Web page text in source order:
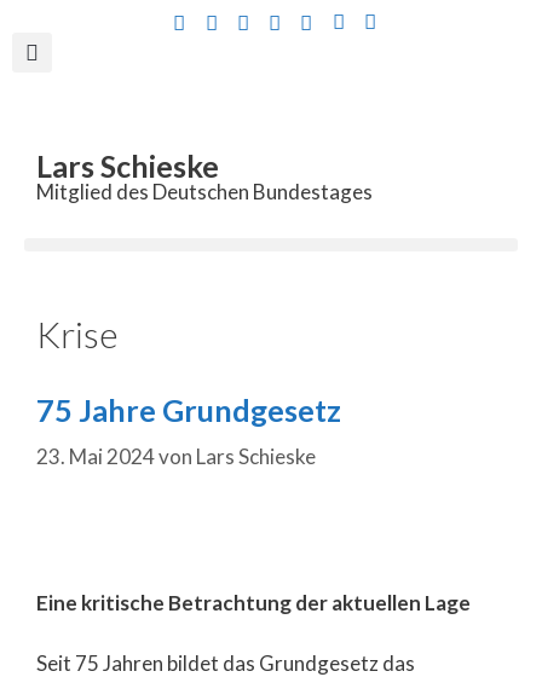
Lars Schieske
Mitglied des Deutschen Bundestages
Krise
75 Jahre Grundgesetz
23. Mai 2024von Lars Schieske
Eine kritische Betrachtung der aktuellen Lage
Seit 75 Jahren bildet das Grundgesetz das